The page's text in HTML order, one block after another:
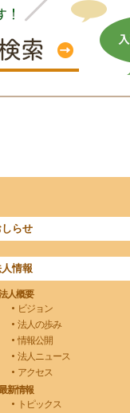
しらせ
情報
人概要
ビジョン
法人の歩み
情報公開
法人ニュース
アクセス
新情報
トピックス